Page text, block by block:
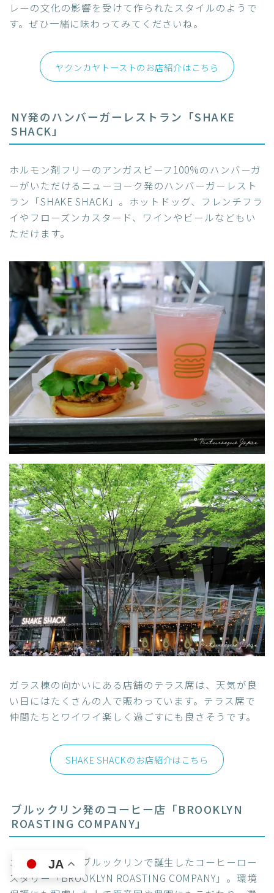
レーの文化の影響を受けて作られたスタイルのようで
す。ぜひ一緒に味わってみてくださいね。
ヤクンカヤトーストのお店紹介はこちら
NY発のハンバーガーレストラン「SHAKE
SHACK」
ホルモン剤フリーのアンガスビーフ100%のハンバーガ
ーがいただけるニューヨーク発のハンバーガーレスト
ラン「SHAKE SHACK」。ホットドッグ、フレンチフラ
イやフローズンカスタード、ワインやビールなどもい
ただけます。
ガラス棟の向かいにある店舗のテラス席は、天気が良
い日にはたくさんの人で賑わっています。テラス席で
仲間たちとワイワイ楽しく過ごすにも良さそうです。
SHAKE SHACKのお店紹介はこちら
ブルックリン発のコーヒー店「BROOKLYN
ROASTING COMPANY」
ニューヨークのブルックリンで誕生したコーヒーロー
スタリー「BROOKLYN ROASTING COMPANY」。環境
JA